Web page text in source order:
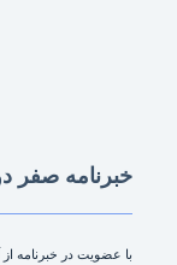
خبرنامه صفر
با عضویت در خبرنامه از